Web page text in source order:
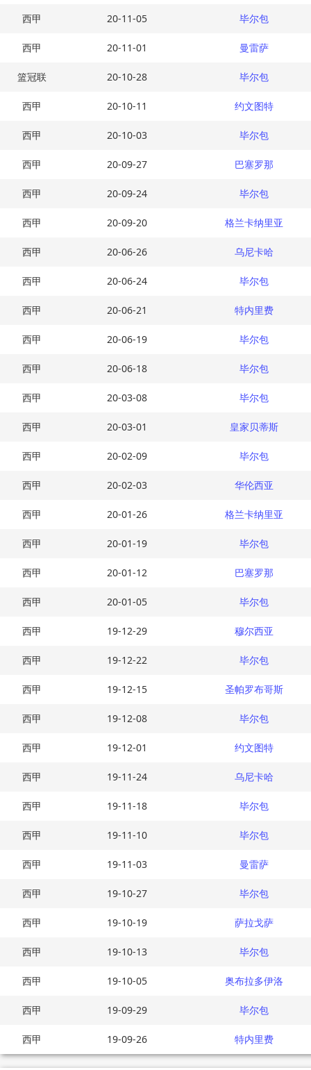
西甲 20-11-05 毕尔包
西甲 20-11-01 曼雷萨
篮冠联 20-10-28 毕尔包
西甲 20-10-11 约文图特
西甲 20-10-03 毕尔包
西甲 20-09-27 巴塞罗那
西甲 20-09-24 毕尔包
西甲 20-09-20 格兰卡纳里亚
西甲 20-06-26 乌尼卡哈
西甲 20-06-24 毕尔包
西甲 20-06-21 特内里费
西甲 20-06-19 毕尔包
西甲 20-06-18 毕尔包
西甲 20-03-08 毕尔包
西甲 20-03-01 皇家贝蒂斯
西甲 20-02-09 毕尔包
西甲 20-02-03 华伦西亚
西甲 20-01-26 格兰卡纳里亚
西甲 20-01-19 毕尔包
西甲 20-01-12 巴塞罗那
西甲 20-01-05 毕尔包
西甲 19-12-29 穆尔西亚
西甲 19-12-22 毕尔包
西甲 19-12-15 圣帕罗布哥斯
西甲 19-12-08 毕尔包
西甲 19-12-01 约文图特
西甲 19-11-24 乌尼卡哈
西甲 19-11-18 毕尔包
西甲 19-11-10 毕尔包
西甲 19-11-03 曼雷萨
西甲 19-10-27 毕尔包
西甲 19-10-19 萨拉戈萨
西甲 19-10-13 毕尔包
西甲 19-10-05 奥布拉多伊洛
西甲 19-09-29 毕尔包
西甲 19-09-26 特内里费